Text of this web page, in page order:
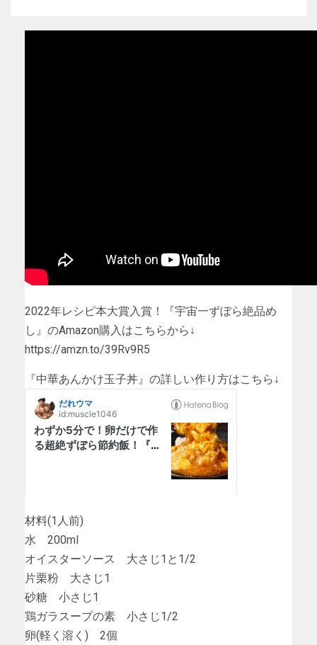
2022年レシピ本大賞入賞！『宇宙一ずぼら絶品め
し』のAmazon購入はこちらから↓
https://amzn.to/39Rv9R5
『中華あんかけ玉子丼』の詳しい作り方はこちら↓
材料(1人前)
水 200ml
オイスターソース 大さじ1と1/2
片栗粉 大さじ1
砂糖 小さじ1
鶏ガラスープの素 小さじ1/2
卵(軽く溶く) 2個